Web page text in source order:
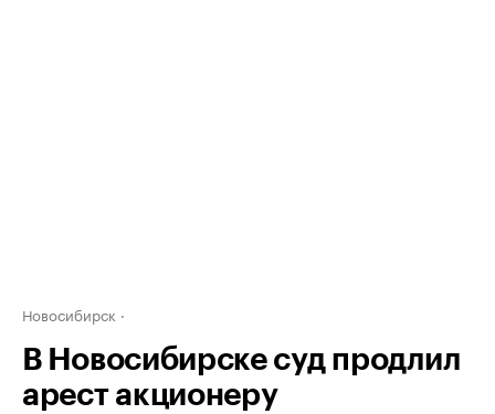
Новосибирск
В Новосибирске суд продлил
арест акционеру